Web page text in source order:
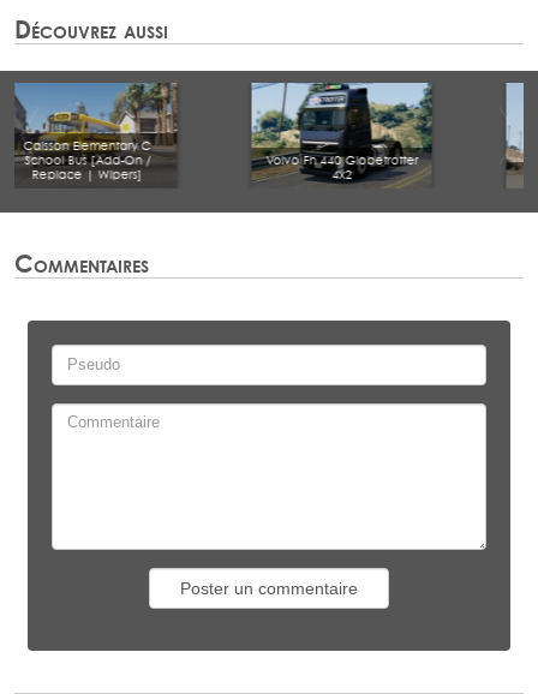
Découvrez aussi
Volvo Fh 440 Globetrotter
Volvo NH12 R440
Commentaires